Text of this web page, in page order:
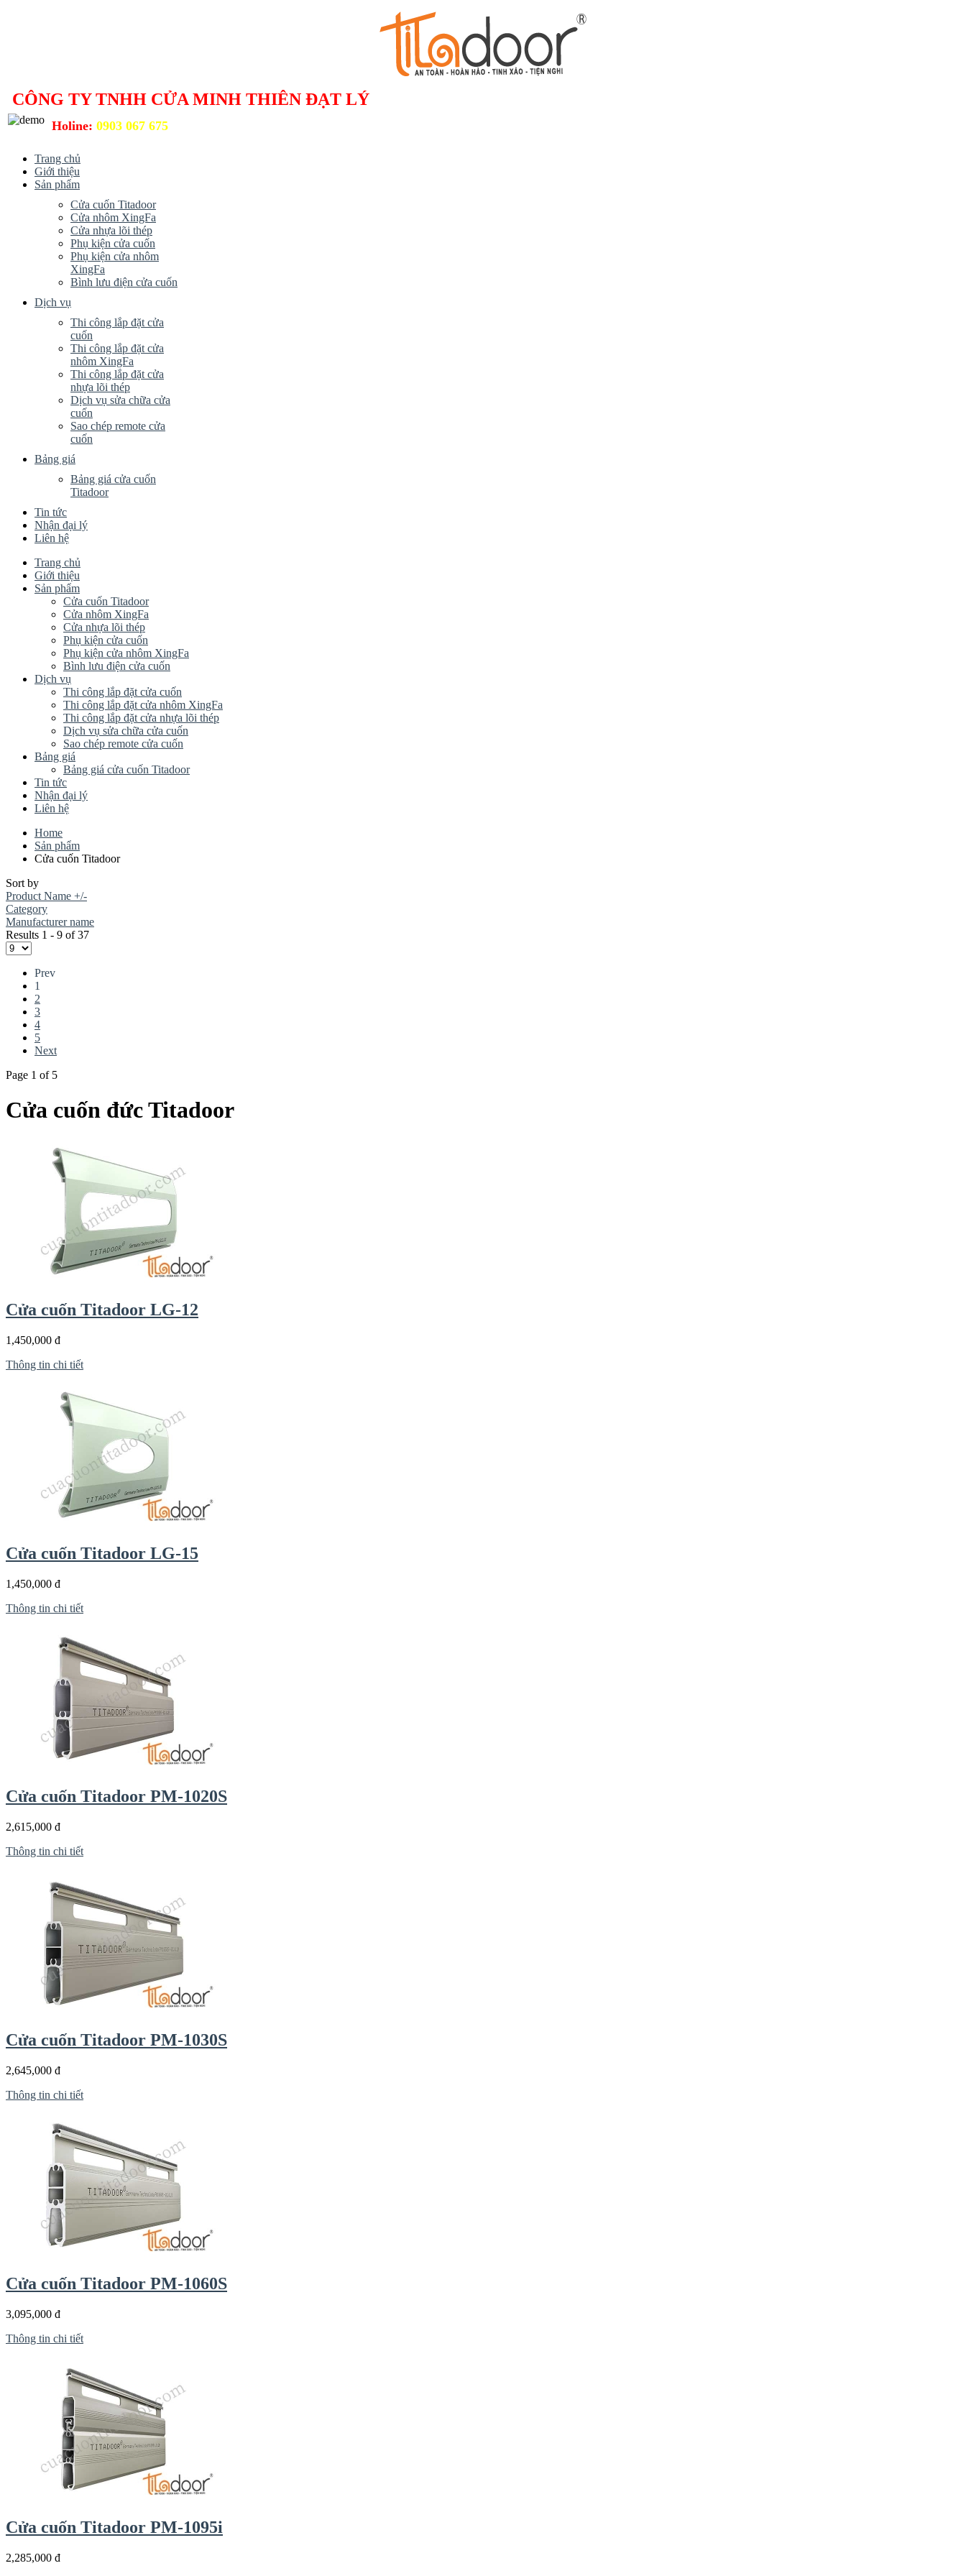
CÔNG TY TNHH CỬA MINH THIÊN ĐẠT LÝ
Holine: 0903 067 675
Trang chủ
Giới thiệu
Sản phẩm
Cửa cuốn Titadoor
Cửa nhôm XingFa
Cửa nhựa lõi thép
Phụ kiện cửa cuốn
Phụ kiện cửa nhôm
XingFa
Bình lưu điện cửa cuốn
Dịch vụ
Thi công lắp đặt cửa
cuốn
Thi công lắp đặt cửa
nhôm XingFa
Thi công lắp đặt cửa
nhựa lõi thép
Dịch vụ sửa chữa cửa
cuốn
Sao chép remote cửa
cuốn
Bảng giá
Bảng giá cửa cuốn
Titadoor
Tin tức
Nhận đại lý
Liên hệ
Trang chủ
Giới thiệu
Sản phẩm
Cửa cuốn Titadoor
Cửa nhôm XingFa
Cửa nhựa lõi thép
Phụ kiện cửa cuốn
Phụ kiện cửa nhôm XingFa
Bình lưu điện cửa cuốn
Dịch vụ
Thi công lắp đặt cửa cuốn
Thi công lắp đặt cửa nhôm XingFa
Thi công lắp đặt cửa nhựa lõi thép
Dịch vụ sửa chữa cửa cuốn
Sao chép remote cửa cuốn
Bảng giá
Bảng giá cửa cuốn Titadoor
Tin tức
Nhận đại lý
Liên hệ
Home
Sản phẩm
Cửa cuốn Titadoor
Sort by
Product Name +/-
Category
Manufacturer name
Results 1 - 9 of 37
Prev
1
2
3
4
5
Next
Page 1 of 5
Cửa cuốn đức Titadoor
Cửa cuốn Titadoor LG-12
1,450,000 đ
Thông tin chi tiết
Cửa cuốn Titadoor LG-15
1,450,000 đ
Thông tin chi tiết
Cửa cuốn Titadoor PM-1020S
2,615,000 đ
Thông tin chi tiết
Cửa cuốn Titadoor PM-1030S
2,645,000 đ
Thông tin chi tiết
Cửa cuốn Titadoor PM-1060S
3,095,000 đ
Thông tin chi tiết
Cửa cuốn Titadoor PM-1095i
2,285,000 đ